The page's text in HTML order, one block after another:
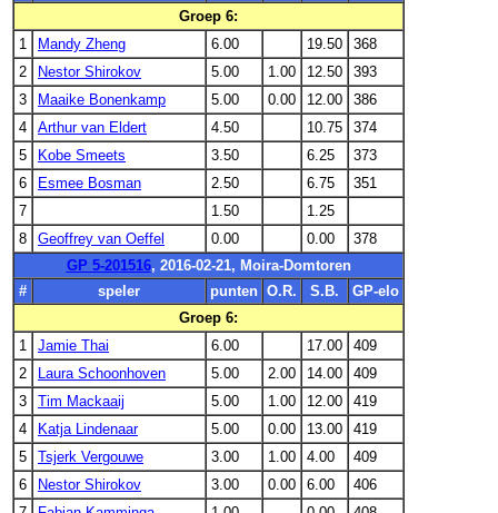
Groep 6:
1
Mandy Zheng 6.00 19.50
368
2
Nestor Shirokov 5.00 1.00 12.50
393
3
Maaike Bonenkamp 5.00 0.00 12.00
386
4
Arthur van Eldert 4.50 10.75
374
5
Kobe Smeets 3.50 6.25
373
6
Esmee Bosman 2.50 6.75
351
7
1.50
1.25
8
Geoffrey van Oeffel 0.00 0.00
378
GP 5-201516, 2016-02-21, Moira-Domtoren
#
speler punten O.R. S.B.
GP-elo
Groep 6:
1
Jamie Thai 6.00 17.00
409
2
Laura Schoonhoven 5.00 2.00 14.00
409
3
Tim Mackaaij 5.00 1.00 12.00
419
4
Katja Lindenaar 5.00 0.00 13.00
419
5
Tsjerk Vergouwe 3.00 1.00 4.00
409
6
Nestor Shirokov 3.00 0.00 6.00
406